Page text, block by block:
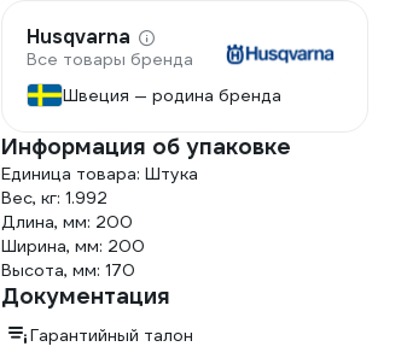
Husqvarna
Все товары бренда
Швеция — родина бренда
Информация об упаковке
Единица товара: Штука
Вес, кг: 1.992
Длина, мм: 200
Ширина, мм: 200
Высота, мм: 170
Документация
Гарантийный талон